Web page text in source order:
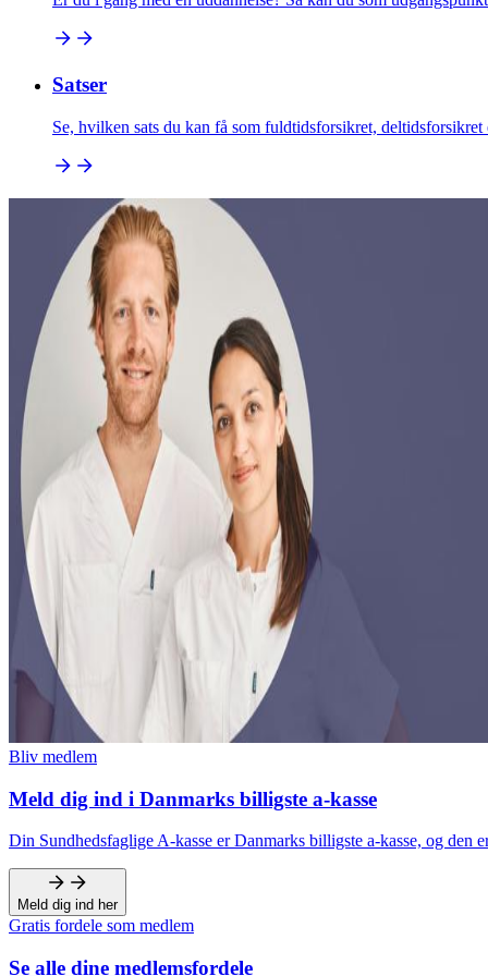
Satser
Se, hvilken sats du kan få som fuldtidsforsikret,
Bliv medlem
Meld dig ind i Danmarks billigste a-kasse
Din Sundhedsfaglige A-kasse er Danmarks billigste a-kasse, og
Meld dig ind her
Gratis fordele som medlem
Se alle dine medlemsfordele